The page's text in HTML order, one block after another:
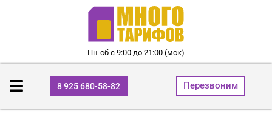
Пн-сб с 9:00 до 21:00 (мск)
8 925 680-58-82 Перезвоним